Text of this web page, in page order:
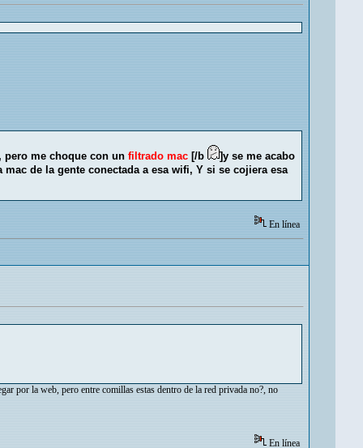
pero me choque con un filtrado mac [/b
]y se me acabo
de la gente conectada a esa wifi, Y si se cojiera esa
En línea
por la web, pero entre comillas estas dentro de la red privada no?, no
En línea